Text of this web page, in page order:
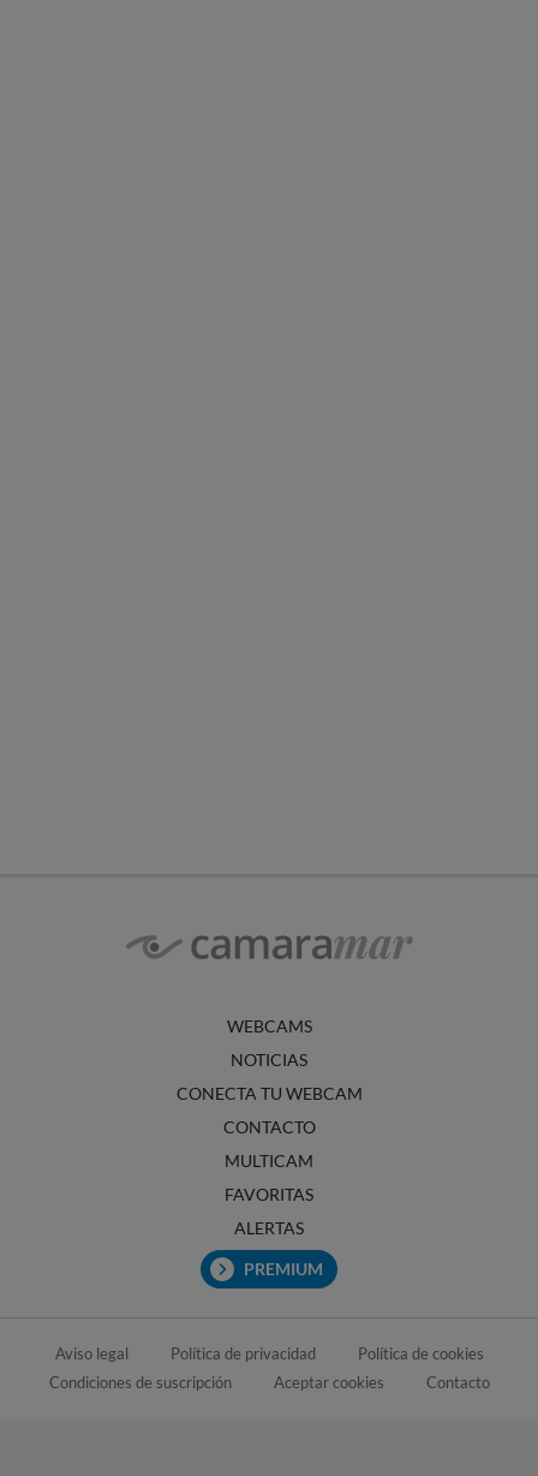
WEBCAMS
NOTICIAS
CONECTA TU WEBCAM
CONTACTO
MULTICAM
FAVORITAS
ALERTAS
PREMIUM
Aviso legal Política de privacidad
Política de cookies
Condiciones de suscripción
Aceptar cookies Contacto